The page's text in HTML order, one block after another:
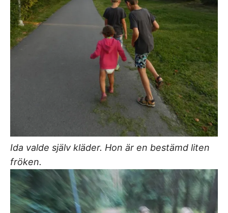
Ida valde själv kläder. Hon är en bestämd liten
fröken.